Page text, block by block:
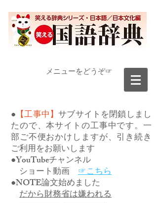
​メニューをどうぞ☞
● 【工事中】サブサイトを閉鎖しまし
たので、本サイトの工事中です。一
部ご不便おかけしますが、引き続き
ご利用をお願いします
●YouTubeチャンネル
ショート動画 ☞こちら
●NOTE論文始めました
だから財務省は嫌われる